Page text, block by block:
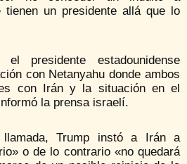
tienen un presidente allá que lo
presidente estadounidense
con Netanyahu donde ambos
con Irán y la situación en el
la prensa israelí.
Trump instó a Irán a
o de lo contrario «no quedará